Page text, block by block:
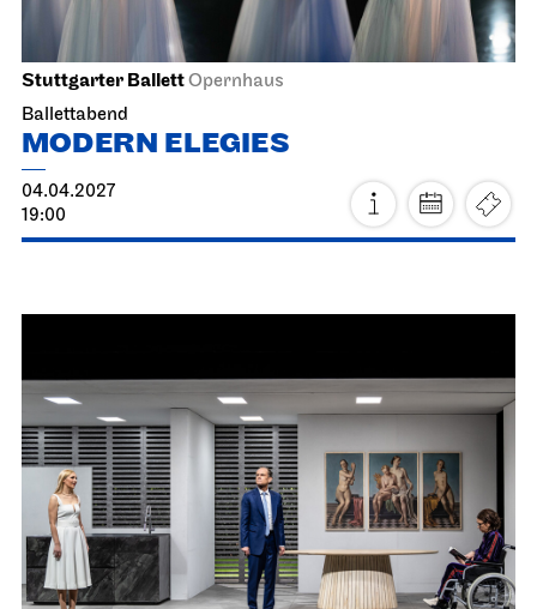
Staatsoper StuttgartOpernhaus
La traviata
30.03.2027
19:00
Mi, 31.03.2027